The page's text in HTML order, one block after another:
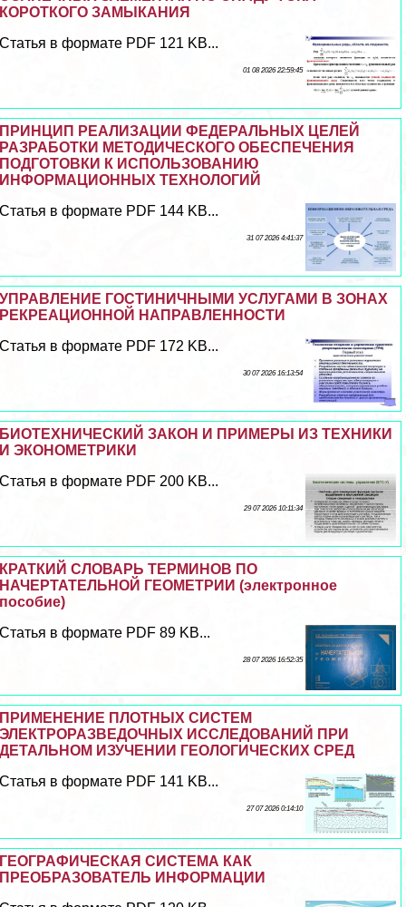
КОРОТКОГО ЗАМЫКАНИЯ
Статья в формате PDF 121 KB...
01 08 2026 22:59:45
ПРИНЦИП РЕАЛИЗАЦИИ ФЕДЕРАЛЬНЫХ ЦЕЛЕЙ
РАЗРАБОТКИ МЕТОДИЧЕСКОГО ОБЕСПЕЧЕНИЯ
ПОДГОТОВКИ К ИСПОЛЬЗОВАНИЮ
ИНФОРМАЦИОННЫХ ТЕХНОЛОГИЙ
Статья в формате PDF 144 KB...
31 07 2026 4:41:37
УПРАВЛЕНИЕ ГОСТИНИЧНЫМИ УСЛУГАМИ В ЗОНАХ
РЕКРЕАЦИОННОЙ НАПРАВЛЕННОСТИ
Статья в формате PDF 172 KB...
30 07 2026 16:13:54
БИОТЕХНИЧЕСКИЙ ЗАКОН И ПРИМЕРЫ ИЗ ТЕХНИКИ
И ЭКОНОМЕТРИКИ
Статья в формате PDF 200 KB...
29 07 2026 10:11:34
КРАТКИЙ СЛОВАРЬ ТЕРМИНОВ ПО
НАЧЕРТАТЕЛЬНОЙ ГЕОМЕТРИИ (электронное
пособие)
Статья в формате PDF 89 KB...
28 07 2026 16:52:35
ПРИМЕНЕНИЕ ПЛОТНЫХ СИСТЕМ
ЭЛЕКТРОРАЗВЕДОЧНЫХ ИССЛЕДОВАНИЙ ПРИ
ДЕТАЛЬНОМ ИЗУЧЕНИИ ГЕОЛОГИЧЕСКИХ СРЕД
Статья в формате PDF 141 KB...
27 07 2026 0:14:10
ГЕОГРАФИЧЕСКАЯ СИСТЕМА КАК
ПРЕОБРАЗОВАТЕЛЬ ИНФОРМАЦИИ